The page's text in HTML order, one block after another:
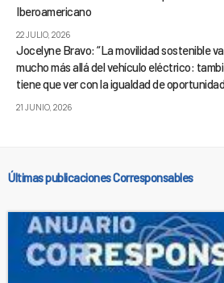
Iberoamericano
22 JULIO, 2026
Jocelyne Bravo: “La movilidad sostenible va
mucho más allá del vehículo eléctrico:
tiene que ver con la igualdad de
21 JUNIO, 2026
Últimas publicaciones Corresponsables